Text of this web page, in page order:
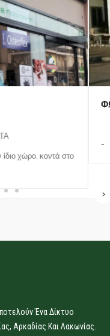
Ένα Δίκτυο
Αρκαδίας Και Λακωνίας.